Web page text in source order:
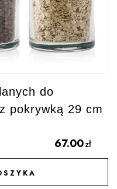
do
pokrywką 29 cm
67.00zł